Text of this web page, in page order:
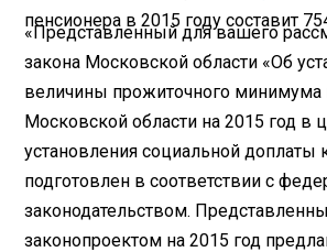
пенсионера в 2015 году составит
«Представленный для вашего
закона Московской области «Об
величины прожиточного минимума
Московской области на 2015 год в
установления социальной доплаты
подготовлен в соответствии с
законодательством.
законопроектом на 2015 год